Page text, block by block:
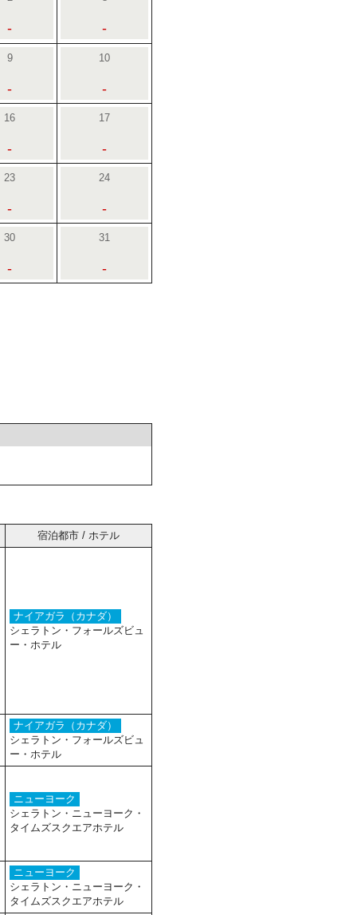
- -
9
-
10
-
16
-
17
-
23
-
24
-
30
-
31
-
宿泊都市 / ホテル
ナイアガラ（カナダ）
シェラトン・フォールズビュ
ー・ホテル
ナイアガラ（カナダ）
シェラトン・フォールズビュ
ー・ホテル
ニューヨーク
シェラトン・ニューヨーク・
タイムズスクエアホテル
ニューヨーク
シェラトン・ニューヨーク・
タイムズスクエアホテル